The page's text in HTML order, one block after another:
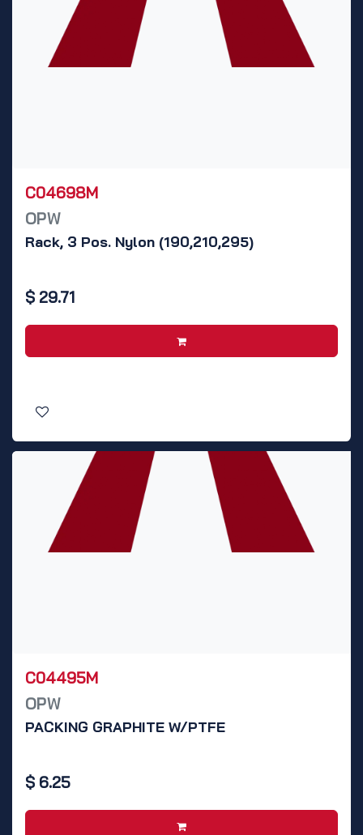
C04698M
OPW
Rack, 3 Pos. Nylon (190,210,295)
$ 29.71
C04495M
OPW
PACKING GRAPHITE W/PTFE
$ 6.25